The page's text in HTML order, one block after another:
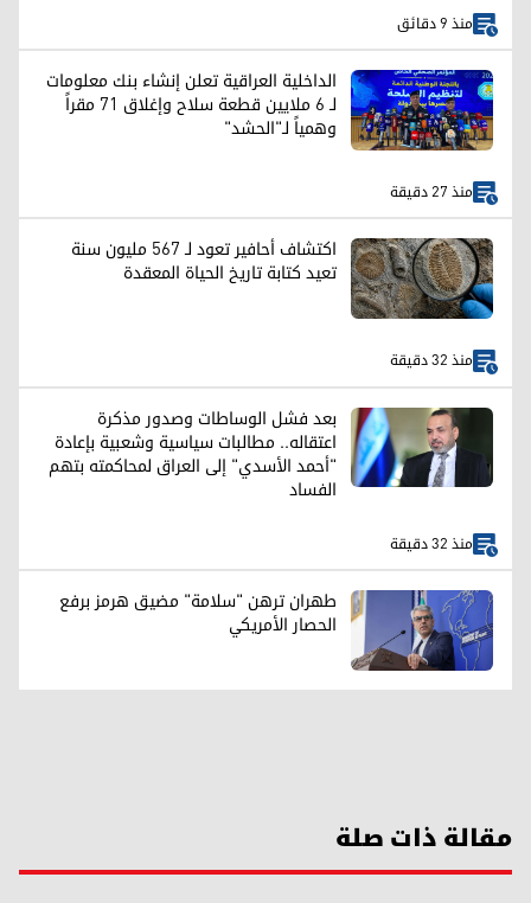
منذ 9 دقائق
الداخلية العراقية تعلن إنشاء بنك معلومات
لـ 6 ملايين قطعة سلاح وإغلاق 71 مقراً
وهمياً لـ"الحشد"
منذ 27 دقيقة
اكتشاف أحافير تعود لـ 567 مليون سنة
تعيد كتابة تاريخ الحياة المعقدة
منذ 32 دقيقة
بعد فشل الوساطات وصدور مذكرة
اعتقاله.. مطالبات سياسية وشعبية بإعادة
"أحمد الأسدي" إلى العراق لمحاكمته بتهم
الفساد
منذ 32 دقيقة
طهران ترهن "سلامة" مضيق هرمز برفع
الحصار الأمريكي
مقالة ذات صلة